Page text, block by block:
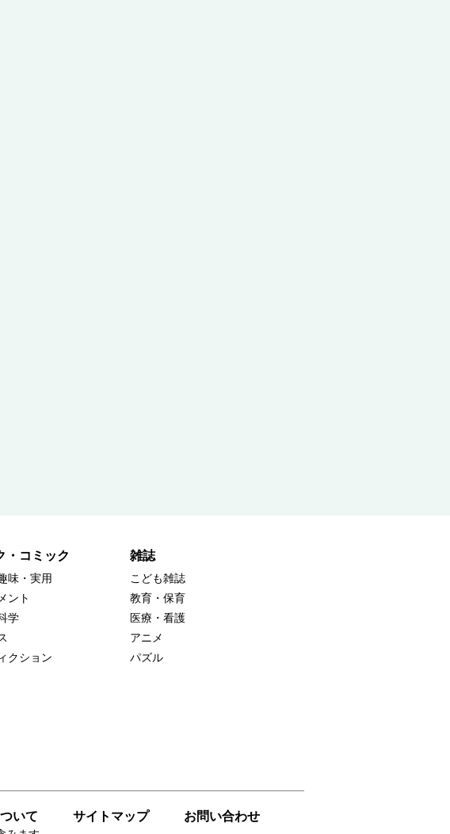
・コミック
味・実用
ント
学
クション
雑誌
こども雑誌
教育・保育
医療・看護
アニメ
パズル
いて サイトマップ お問い合わせ